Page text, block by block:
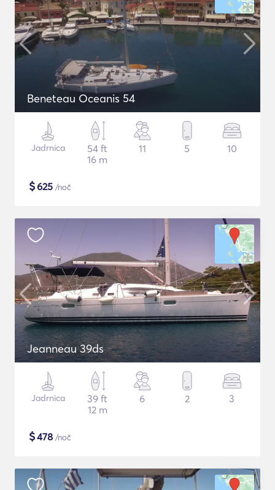
Beneteau Oceanis 54
Jadrnica
54 ft
16 m
11 5 10
$625 /noč
Jeanneau 39ds
Jadrnica
39 ft
12 m
6 2 3
$478 /noč